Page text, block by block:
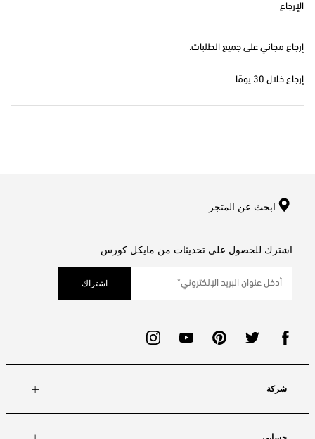
الإرجاع
إرجاع مجاني على جميع الطلبات.
إرجاع خلال 30 يومًا
ابحث عن المتجر
اشترك للحصول على تحديثات من مايكل كورس
اشتراك
شركة